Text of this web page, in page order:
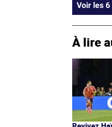
À lire